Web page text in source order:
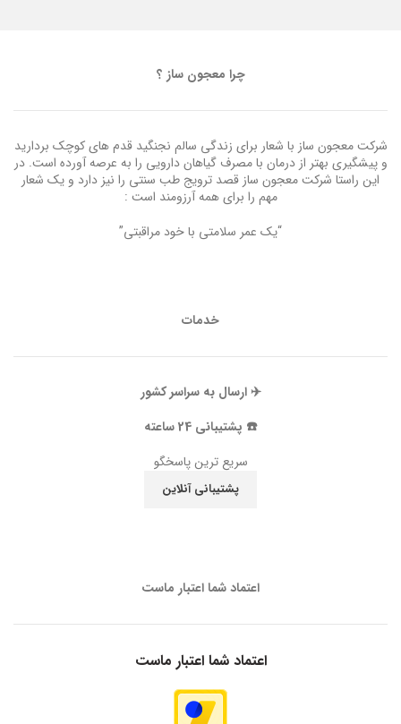
چرا معجون ساز ؟
شرکت معجون ساز با شعار برای زندگی سالم نجنگید قدم های کوچک بردارید
و پیشگیری بهتر از درمان با مصرف گیاهان دارویی را به عرصه آورده است. در
این راستا شرکت معجون ساز قصد ترویج طب سنتی را نیز دارد و یک شعار
مهم را برای همه آرزومند است :
“یک عمر سلامتی با خود مراقبتی”
خدمات
✈️ ارسال به سراسر کشور
☎️ پشتیبانی 24 ساعته
سریع ترین پاسخگو
پشتیبانی آنلاین
اعتماد شما اعتبار ماست
اعتماد شما اعتبار ماست